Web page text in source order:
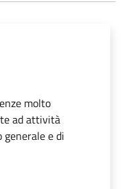
molto
ad attività
e di